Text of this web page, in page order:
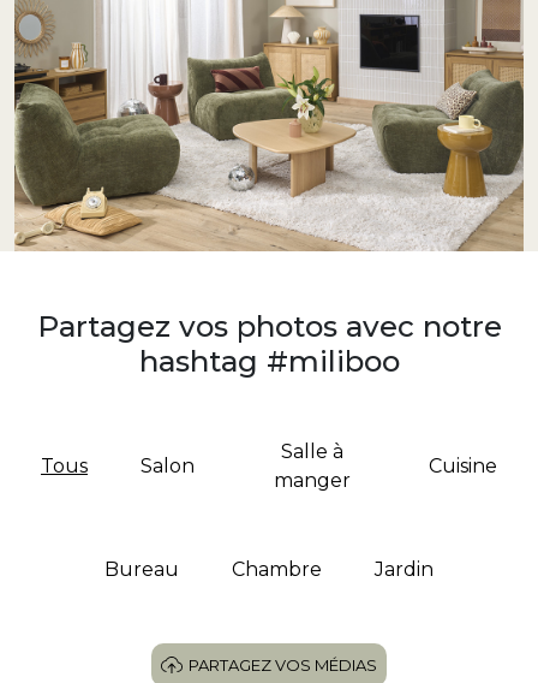
Partagez vos photos avec notre
hashtag #miliboo
Tous Salon
Salle à
manger
Cuisine
Bureau Chambre Jardin
PARTAGEZ VOS MÉDIAS